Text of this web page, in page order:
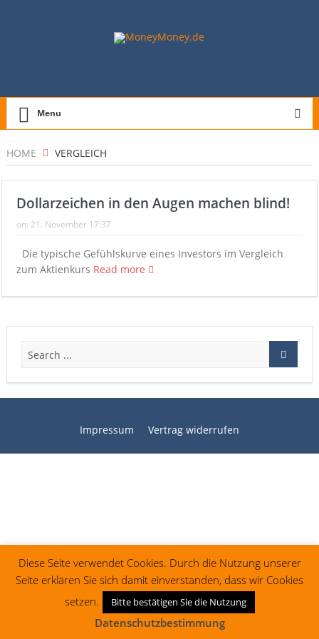
Menu
HOME VERGLEICH
Dollarzeichen in den Augen machen blind!
on: 21. November 17:37
Die typische Gefühlskurve eines Investors im Vergleich
zum Aktienkurs Read more
Impressum Vertrag widerrufen
Diese Seite verwendet Cookies. Durch die Nutzung unserer
Seite erklären Sie sich damit einverstanden, dass wir Cookies
setzen.
Bitte bestätigen Sie die Nutzung
Datenschutzbestimmung